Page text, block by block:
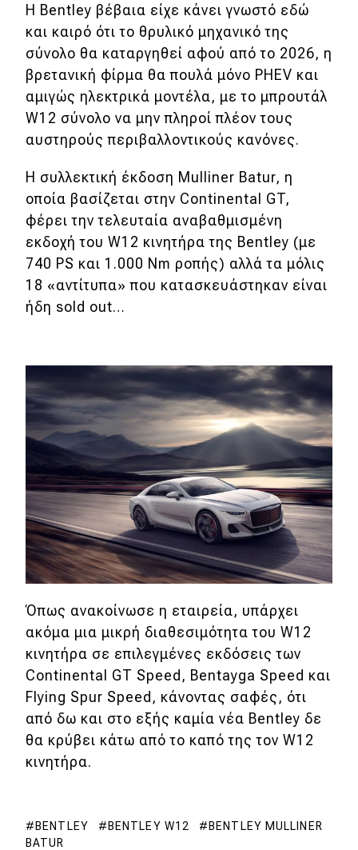
Αγώνες
Formula 1
WRC
Motorsport
Eco
Νέα
Τεχνολογία
Mobility
Σταθμοί φόρτισης
Classic
Νέα
Παρουσιάσεις
DRIVE Away
MOTO
Μεταχειρισμένο
Οδηγός αγοράς
Συμβουλές
Χρηστικά
Συμβουλές
ΚΤΕΟ
Η Bentley βέβαια είχε κάνει γνωστό εδώ
και καιρό ότι το θρυλικό μηχανικό της
σύνολο θα καταργηθεί αφού από το 2026, η
βρετανική φίρμα θα πουλά μόνο PHEV και
αμιγώς ηλεκτρικά μοντέλα, με το μπρουτάλ
W12 σύνολο να μην πληροί πλέον τους
αυστηρούς περιβαλλοντικούς κανόνες.
Η συλλεκτική έκδοση Mulliner Batur, η
οποία βασίζεται στην Continental GT,
φέρει την τελευταία αναβαθμισμένη
εκδοχή του W12 κινητήρα της Bentley (με
740 PS και 1.000 Nm ροπής) αλλά τα μόλις
18 «αντίτυπα» που κατασκευάστηκαν είναι
ήδη sold out…
Όπως ανακοίνωσε η εταιρεία, υπάρχει
ακόμα μια μικρή διαθεσιμότητα του W12
κινητήρα σε επιλεγμένες εκδόσεις των
Continental GT Speed, Bentayga Speed και
Flying Spur Speed, κάνοντας σαφές, ότι
από δω και στο εξής καμία νέα Bentley δε
θα κρύβει κάτω από το καπό της τον W12
κινητήρα.
BENTLEY BENTLEY W12
BENTLEY MULLINER
BATUR